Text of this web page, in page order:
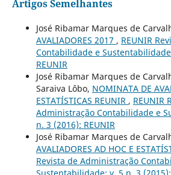
Artigos Semelhantes
José Ribamar Marques de
AVALIADORES 2017 , REUNIR
Contabilidade e
REUNIR
José Ribamar Marques de
Saraiva Lôbo, NOMINATA DE
ESTATÍSTICAS REUNIR , REUNIR
Administração Contabilidade e
n. 3 (2016): REUNIR
José Ribamar Marques de
AVALIADORES AD HOC E
Revista de Administração
Sustentabilidade: v. 5 n. 3 (2015):